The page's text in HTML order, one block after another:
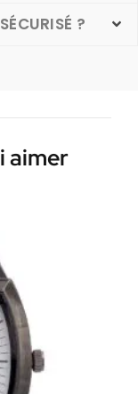
?
aimer